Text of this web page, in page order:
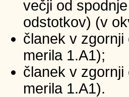
večji od
odstotkov) (v
članek v
merila 1.A1);
članek v
merila 1.A1).